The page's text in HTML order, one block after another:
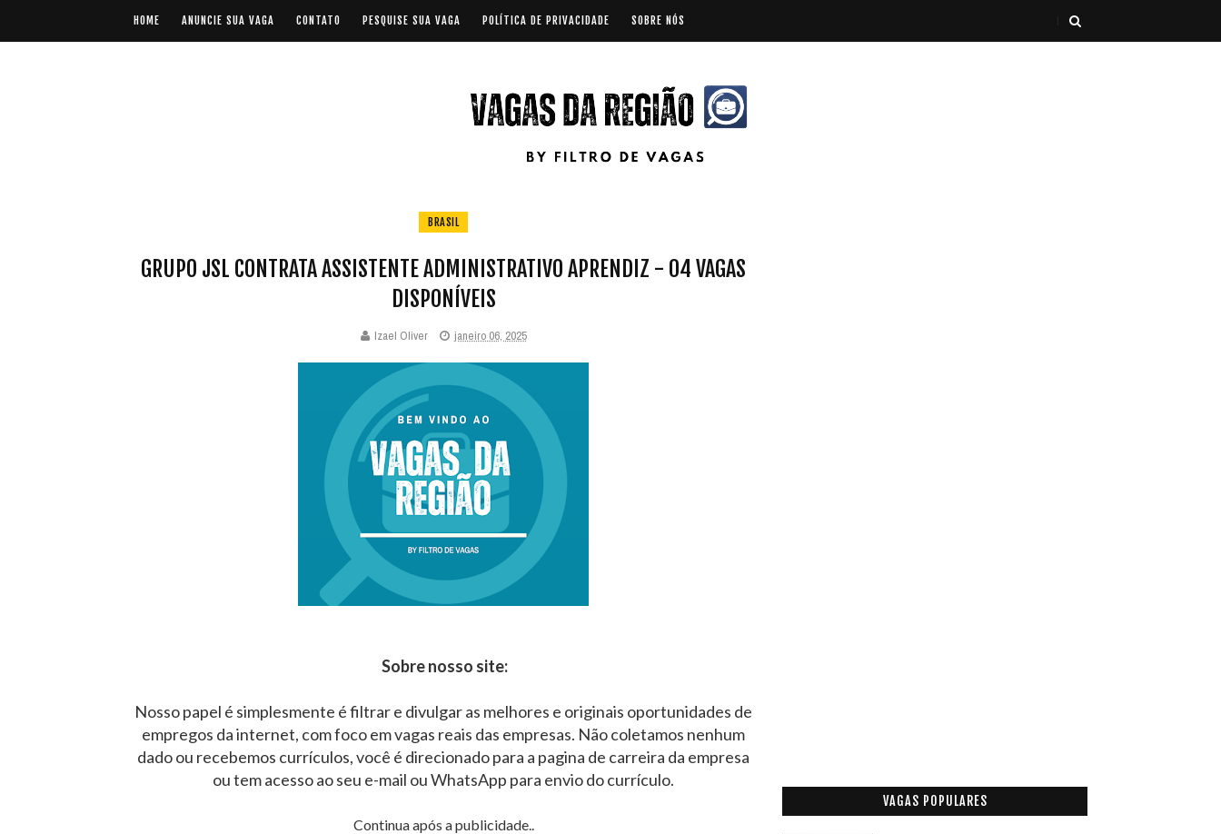
HOME ANUNCIE SUA VAGA CONTATO PESQUISE SUA VAGA POLÍTICA DE PRIVACIDADE SOBRE NÓS
BRASIL
GRUPO JSL CONTRATA ASSISTENTE ADMINISTRATIVO APRENDIZ - 04 VAGAS
DISPONÍVEIS
Izael Oliver janeiro 06, 2025
Sobre nosso site:
Nosso papel é simplesmente é filtrar e divulgar as melhores e originais oportunidades de
empregos da internet, com foco em vagas reais das empresas. Não coletamos nenhum
dado ou recebemos currículos, você é direcionado para a pagina de carreira da empresa
ou tem acesso ao seu e-mail ou WhatsApp para envio do currículo.
Continua após a publicidade..
VAGAS POPULARES